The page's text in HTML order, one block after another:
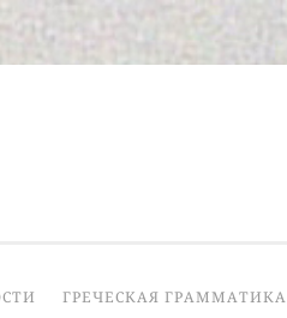
ГРЕЧЕСКАЯ ГРАММАТИКА